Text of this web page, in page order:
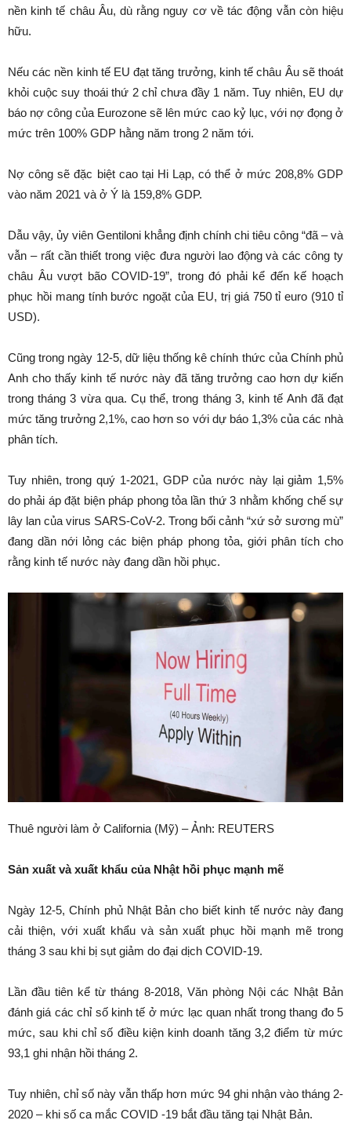
nền kinh tế châu Âu, dù rằng nguy cơ về tác động vẫn còn hiệu
hữu.
Nếu các nền kinh tế EU đạt tăng trưởng, kinh tế châu Âu sẽ thoát
khỏi cuộc suy thoái thứ 2 chỉ chưa đầy 1 năm. Tuy nhiên, EU dự
báo nợ công của Eurozone sẽ lên mức cao kỷ lục, với nợ đọng ở
mức trên 100% GDP hằng năm trong 2 năm tới.
Nợ công sẽ đặc biệt cao tại Hi Lạp, có thể ở mức 208,8% GDP
vào năm 2021 và ở Ý là 159,8% GDP.
Dẫu vậy, ủy viên Gentiloni khẳng định chính chi tiêu công “đã – và
vẫn – rất cần thiết trong việc đưa người lao động và các công ty
châu Âu vượt bão COVID-19”, trong đó phải kể đến kế hoạch
phục hồi mang tính bước ngoặt của EU, trị giá 750 tỉ euro (910 tỉ
USD).
Cũng trong ngày 12-5, dữ liệu thống kê chính thức của Chính phủ
Anh cho thấy kinh tế nước này đã tăng trưởng cao hơn dự kiến
trong tháng 3 vừa qua. Cụ thể, trong tháng 3, kinh tế Anh đã đạt
mức tăng trưởng 2,1%, cao hơn so với dự báo 1,3% của các nhà
phân tích.
Tuy nhiên, trong quý 1-2021, GDP của nước này lại giảm 1,5%
do phải áp đặt biện pháp phong tỏa lần thứ 3 nhằm khống chế sự
lây lan của virus SARS-CoV-2. Trong bối cảnh “xứ sở sương mù”
đang dần nới lỏng các biện pháp phong tỏa, giới phân tích cho
rằng kinh tế nước này đang dần hồi phục.
Thuê người làm ở California (Mỹ) – Ảnh: REUTERS
Sản xuất và xuất khẩu của Nhật hồi phục mạnh mẽ
Ngày 12-5, Chính phủ Nhật Bản cho biết kinh tế nước này đang
cải thiện, với xuất khẩu và sản xuất phục hồi mạnh mẽ trong
tháng 3 sau khi bị sụt giảm do đại dịch COVID-19.
Lần đầu tiên kể từ tháng 8-2018, Văn phòng Nội các Nhật Bản
đánh giá các chỉ số kinh tế ở mức lạc quan nhất trong thang đo 5
mức, sau khi chỉ số điều kiện kinh doanh tăng 3,2 điểm từ mức
93,1 ghi nhận hồi tháng 2.
Tuy nhiên, chỉ số này vẫn thấp hơn mức 94 ghi nhận vào tháng 2-
2020 – khi số ca mắc COVID -19 bắt đầu tăng tại Nhật Bản.